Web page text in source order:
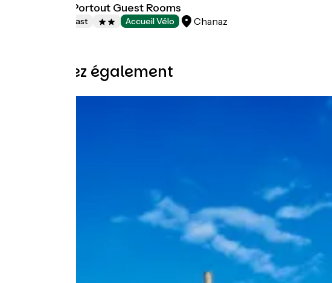
Auberge de Portout Guest Rooms
Bed and breakfast Accueil Vélo Chanaz
Découvrez également